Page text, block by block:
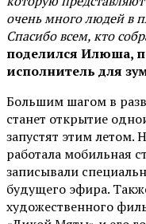
очень много людей в
Спасибо всем, кто
поделился Илюша,
исполнитель для
Большим шагом в
станет открытие
запустят этим летом.
работала мобильная
записывали
будущего эфира.
художественного